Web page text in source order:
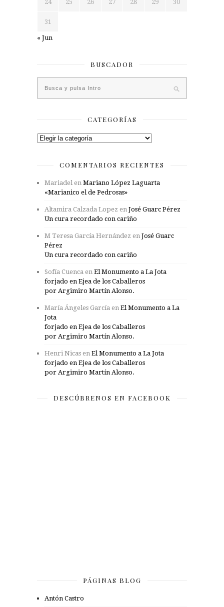
24 25 26 27 28 29 30
31
« Jun
BUSCADOR
CATEGORÍAS
Categorías
COMENTARIOS RECIENTES
Mariadelen Mariano López Laguarta
«Marianico el de Pedrosas»
Altamira Calzada Lopez en José Guarc Pérez
Un cura recordado con cariño
M Teresa García Hernández en José Guarc
Pérez
Un cura recordado con cariño
Sofía Cuenca en El Monumento a La Jota
forjado en Ejea de los Caballeros
por Argimiro Martín Alonso.
María Ángeles García en El Monumento a La
Jota
forjado en Ejea de los Caballeros
por Argimiro Martín Alonso.
Henri Nicas en El Monumento a La Jota
forjado en Ejea de los Caballeros
por Argimiro Martín Alonso.
DESCÚBRENOS EN FACEBOOK
PÁGINAS BLOG
Antón Castro